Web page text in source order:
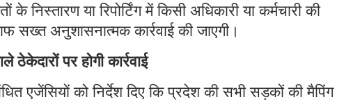
या रिपोर्टिंग में किसी अधिकारी या कर्मचारी की
सख्त अनुशासनात्मक कार्रवाई की जाएगी।
पर होगी कार्रवाई
एजेंसियों को निर्देश दिए कि प्रदेश की सभी सड़कों की मैपिंग